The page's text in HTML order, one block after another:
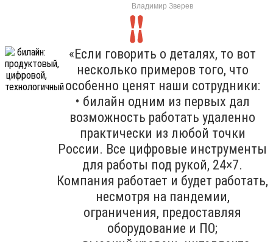
Владимир Зверев
«Если говорить о деталях, то вот
несколько примеров того, что
особенно ценят наши сотрудники:
• билайн одним из первых дал
возможность работать удаленно
практически из любой точки
России. Все цифровые инструменты
для работы под рукой, 24×7.
Компания работает и будет работать,
несмотря на пандемии,
ограничения, предоставляя
оборудование и ПО;